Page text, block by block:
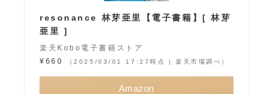
resonance 林芽亜里【電子書籍】[ 林芽
亜里 ]
楽天Kobo電子書籍ストア
¥660
（2025/03/01 17:27時点 | 楽天市場調べ）
Amazon